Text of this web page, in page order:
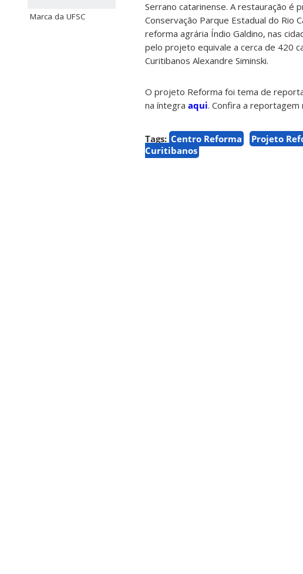
Marca da UFSC
Serrano catarinense. A restauração é
Conservação Parque Estadual do Rio
reforma agrária Índio Galdino, nas
pelo projeto equivale a cerca de 420
Curitibanos Alexandre Siminski.
O projeto Reforma foi tema de
na íntegra aqui. Confira a reportagem
Tags: Centro Reforma Projeto
Curitibanos